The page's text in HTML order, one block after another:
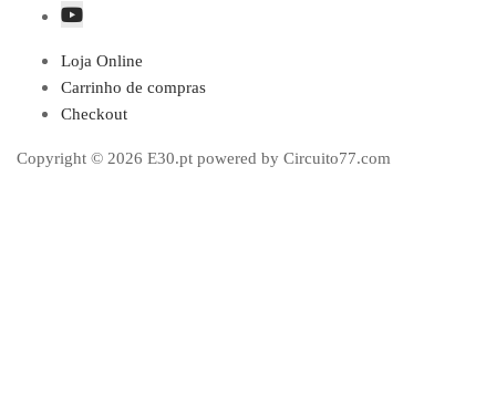
Loja Online
Carrinho de compras
Checkout
Copyright © 2026 E30.pt powered by Circuito77.com